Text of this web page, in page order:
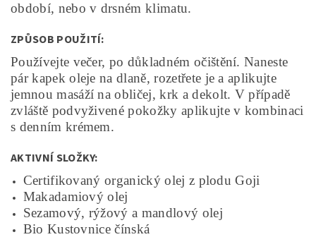
období, nebo v drsném klimatu.
ZPŮSOB POUŽITÍ:
Používejte večer, po důkladném očištění.Naneste
pár kapek oleje na dlaně, rozetřete je a aplikujte
jemnou masáží na obličej, krk a dekolt. V případě
zvláště podvyživené pokožky aplikujte v kombinaci
s denním krémem.
AKTIVNÍ SLOŽKY:
Certifikovaný organický olej z plodu Goji
Makadamiový olej
Sezamový, rýžový a mandlový olej
Bio Kustovnice čínská